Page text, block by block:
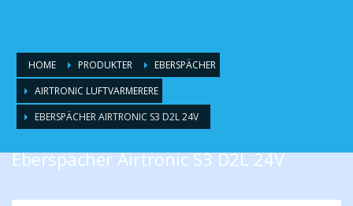
HOME PRODUKTER
EBERSPÄCHER
AIRTRONIC LUFTVARMERERE
EBERSPÄCHER AIRTRONIC S3 D2L 24V
Eberspächer Airtronic S3 D2L 24V